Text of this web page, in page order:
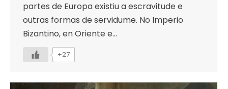
partes de Europa existiu a escravitude e
outras formas de servidume. No Imperio
Bizantino, en Oriente e…
+27